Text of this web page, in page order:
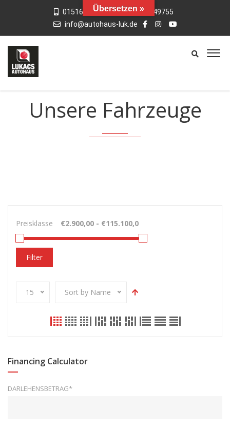
015163769659
01742949755
info@autohaus-luk.de
Unsere Fahrzeuge
Preisklasse
Filter
15 Sort by Name
Financing Calculator
DARLEHENSBETRAG*
Übersetzen »